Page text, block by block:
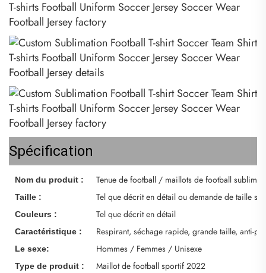
Spécification
Nom du produit : Tenue de football / maillots de football
Taille : Tel que décrit en détail ou demande de taille
Couleurs : Tel que décrit en détail
Caractéristique : Respirant, séchage rapide, grande taille, anti-
Le sexe: Hommes / Femmes / Unisexe
Type de produit : Maillot de football sportif 2022